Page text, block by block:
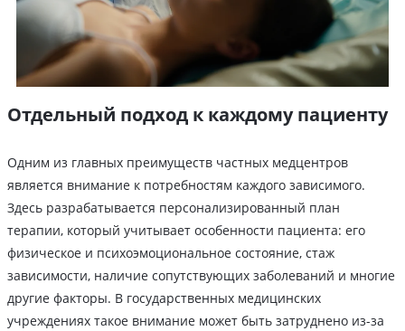
Отдельный подход к каждому пациенту
Одним из главных преимуществ частных медцентров
является внимание к потребностям каждого зависимого.
Здесь разрабатывается персонализированный план
терапии, который учитывает особенности пациента: его
физическое и психоэмоциональное состояние, стаж
зависимости, наличие сопутствующих заболеваний и многие
другие факторы. В государственных медицинских
учреждениях такое внимание может быть затруднено из-за